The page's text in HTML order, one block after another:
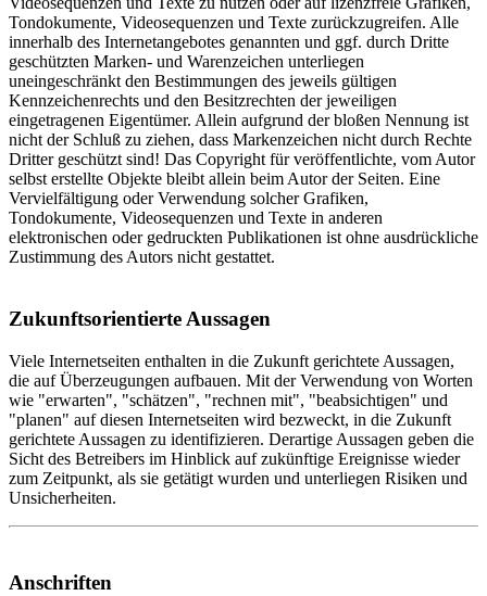
Tondokumente, Videosequenzen und Texte zurückzugreifen. Alle
innerhalb des Internetangebotes genannten und ggf. durch Dritte
geschützten Marken- und Warenzeichen unterliegen
uneingeschränkt den Bestimmungen des jeweils gültigen
Kennzeichenrechts und den Besitzrechten der jeweiligen
eingetragenen Eigentümer. Allein aufgrund der bloßen Nennung ist
nicht der Schluß zu ziehen, dass Markenzeichen nicht durch Rechte
Dritter geschützt sind! Das Copyright für veröffentlichte, vom Autor
selbst erstellte Objekte bleibt allein beim Autor der Seiten. Eine
Vervielfältigung oder Verwendung solcher Grafiken,
Tondokumente, Videosequenzen und Texte in anderen
elektronischen oder gedruckten Publikationen ist ohne ausdrückliche
Zustimmung des Autors nicht gestattet.
Zukunftsorientierte Aussagen
Viele Internetseiten enthalten in die Zukunft gerichtete Aussagen,
die auf Überzeugungen aufbauen. Mit der Verwendung von Worten
wie "erwarten", "schätzen", "rechnen mit", "beabsichtigen" und
"planen" auf diesen Internetseiten wird bezweckt, in die Zukunft
gerichtete Aussagen zu identifizieren. Derartige Aussagen geben die
Sicht des Betreibers im Hinblick auf zukünftige Ereignisse wieder
zum Zeitpunkt, als sie getätigt wurden und unterliegen Risiken und
Unsicherheiten.
Anschriften